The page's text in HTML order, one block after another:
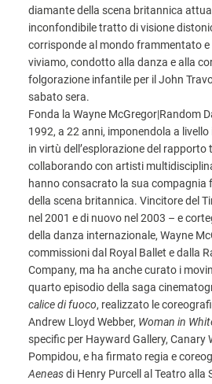
diamante della scena britannica
inconfondibile tratto di visione
corrisponde al mondo frammentato
viviamo, condotto alla danza e alla
folgorazione infantile per il John
sabato sera.
Fonda la Wayne McGregor|Random
1992, a 22 anni, imponendola a
in virtù dell’esplorazione del rapporto
collaborando con artisti
hanno consacrato la sua compagnia
della scena britannica. Vincitore del
nel 2001 e di nuovo nel 2003 – e
della danza internazionale, Wayne
commissioni dal Royal Ballet e dalla
Company, ma ha anche curato i
quarto episodio della saga
calice di fuoco, realizzato le
Andrew Lloyd Webber, Woman in
specific per Hayward Gallery, Canary
Pompidou, e ha firmato regia e
Aeneasdi Henry Purcell al Teatro alla